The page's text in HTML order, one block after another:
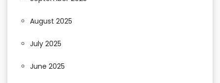
August 2025
July 2025
June 2025